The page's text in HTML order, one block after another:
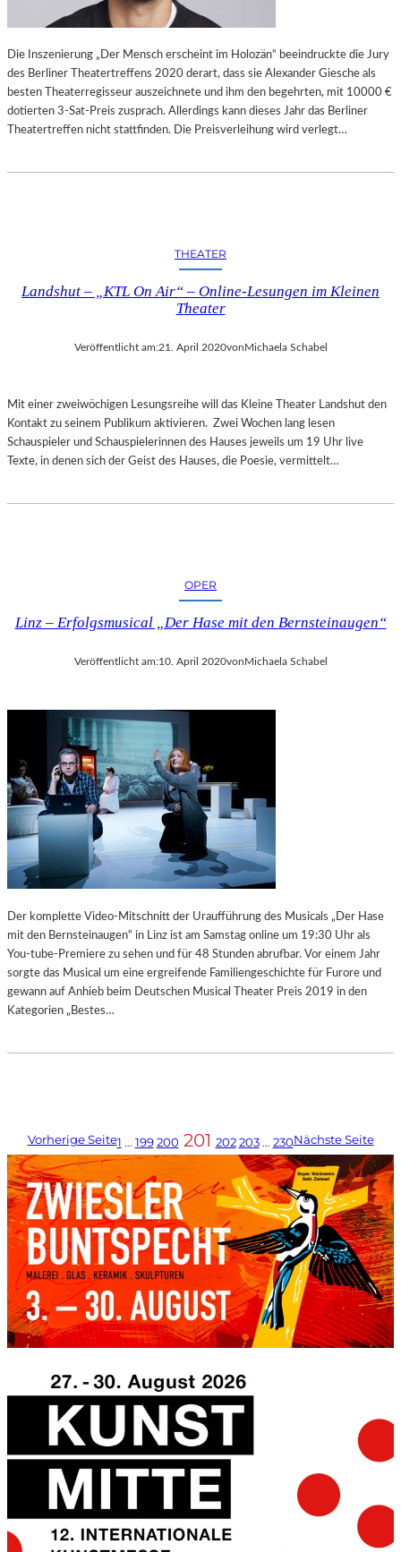
Die Inszenierung „Der Mensch erscheint im Holozän“ beeindruckte die Jury
des Berliner Theatertreffens 2020 derart, dass sie Alexander Giesche als
besten Theaterregisseur auszeichnete und ihm den begehrten, mit 10000 €
dotierten 3-Sat-Preis zusprach. Allerdings kann dieses Jahr das Berliner
Theatertreffen nicht stattfinden. Die Preisverleihung wird verlegt…
THEATER
Landshut – „KTL On Air“ – Online-Lesungen im Kleinen
Theater
Veröffentlicht am:21. April 2020vonMichaela Schabel
Mit einer zweiwöchigen Lesungsreihe will das Kleine Theater Landshut den
Kontakt zu seinem Publikum aktivieren. Zwei Wochen lang lesen
Schauspieler und Schauspielerinnen des Hauses jeweils um 19 Uhr live
Texte, in denen sich der Geist des Hauses, die Poesie, vermittelt…
OPER
Linz – Erfolgsmusical „Der Hase mit den Bernsteinaugen“
Veröffentlicht am:10. April 2020von Michaela Schabel
Der komplette Video-Mitschnitt der Uraufführung des Musicals „Der Hase
mit den Bernsteinaugen“ in Linz ist am Samstag online um 19:30 Uhr als
You-tube-Premiere zu sehen und für 48 Stunden abrufbar. Vor einem Jahr
sorgte das Musical um eine ergreifende Familiengeschichte für Furore und
gewann auf Anhieb beim Deutschen Musical Theater Preis 2019 in den
Kategorien „Bestes…
Vorherige Seite1 … 199 200 201 202 203 … 230Nächste Seite